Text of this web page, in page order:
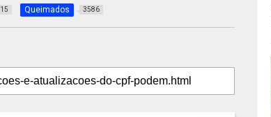
15 Queimados 3586